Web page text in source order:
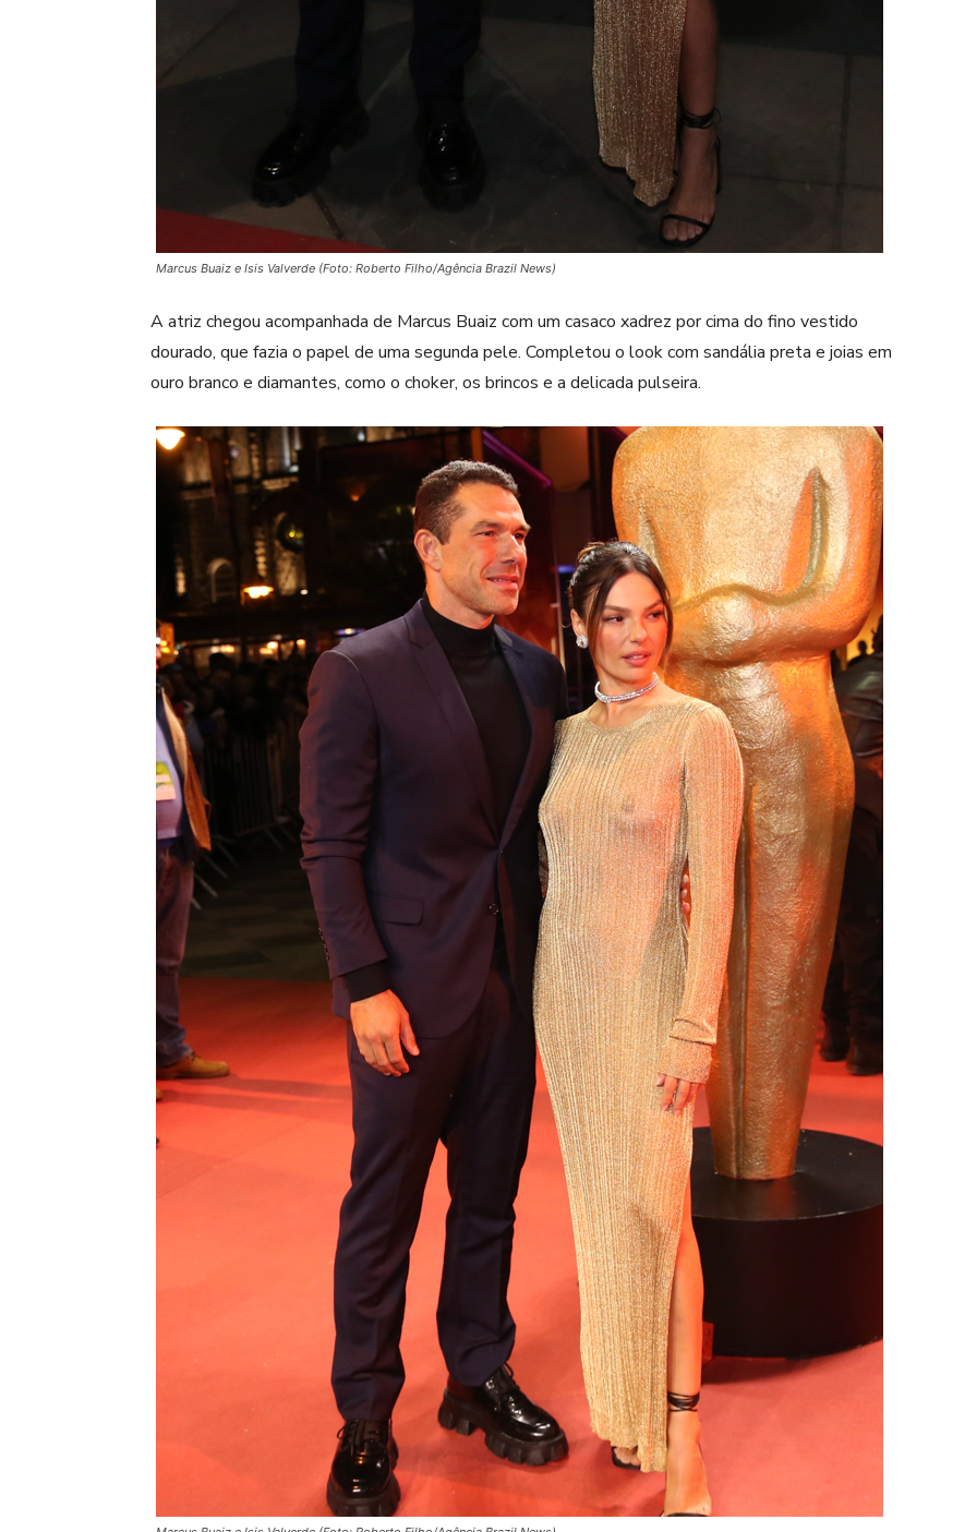
Marcus Buaiz e Isis Valverde (Foto: Roberto Filho/Agência Brazil News)
A atriz chegou acompanhada de Marcus Buaiz com um casaco xadrez por cima do fino vestido
dourado, que fazia o papel de uma segunda pele. Completou o look com sandália preta e joias em
ouro branco e diamantes, como o choker, os brincos e a delicada pulseira.